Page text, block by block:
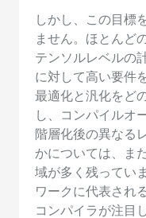
しかし、この目標
ません。ほとんど
テンソルレベルの
に対して高い要件
最適化と汎化をど
し、コンパイルオ
階層化後の異なる
かについては、ま
域が多く残ってい
ワークに代表され
コンパイラが注目